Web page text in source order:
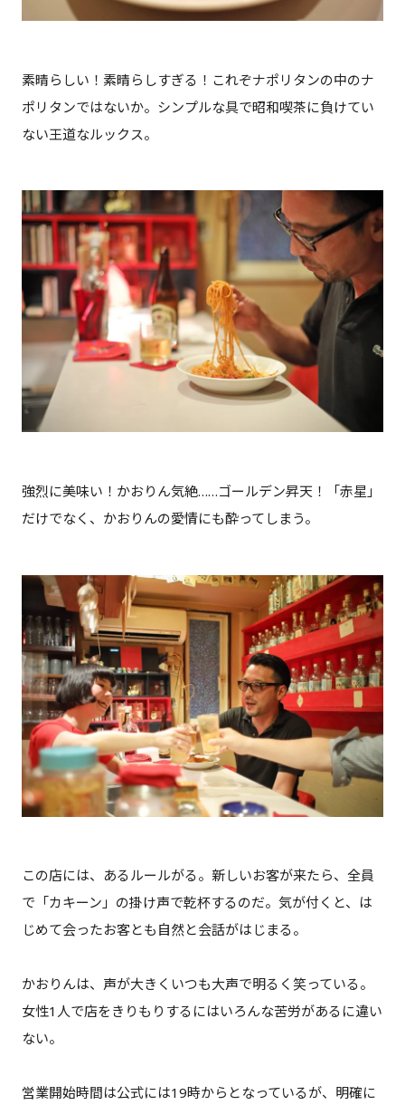
素晴らしい！素晴らしすぎる！これぞナポリタンの中のナ
ポリタンではないか。シンプルな具で昭和喫茶に負けてい
ない王道なルックス。
強烈に美味い！かおりん気絶……ゴールデン昇天！「赤星」
だけでなく、かおりんの愛情にも酔ってしまう。
この店には、あるルールがる。新しいお客が来たら、全員
で「カキーン」の掛け声で乾杯するのだ。気が付くと、は
じめて会ったお客とも自然と会話がはじまる。
かおりんは、声が大きくいつも大声で明るく笑っている。
女性1人で店をきりもりするにはいろんな苦労があるに違い
ない。
営業開始時間は公式には19時からとなっているが、明確に